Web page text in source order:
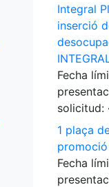
Integral
inserció
Fecha
solicitud:
1 plaça
Fecha